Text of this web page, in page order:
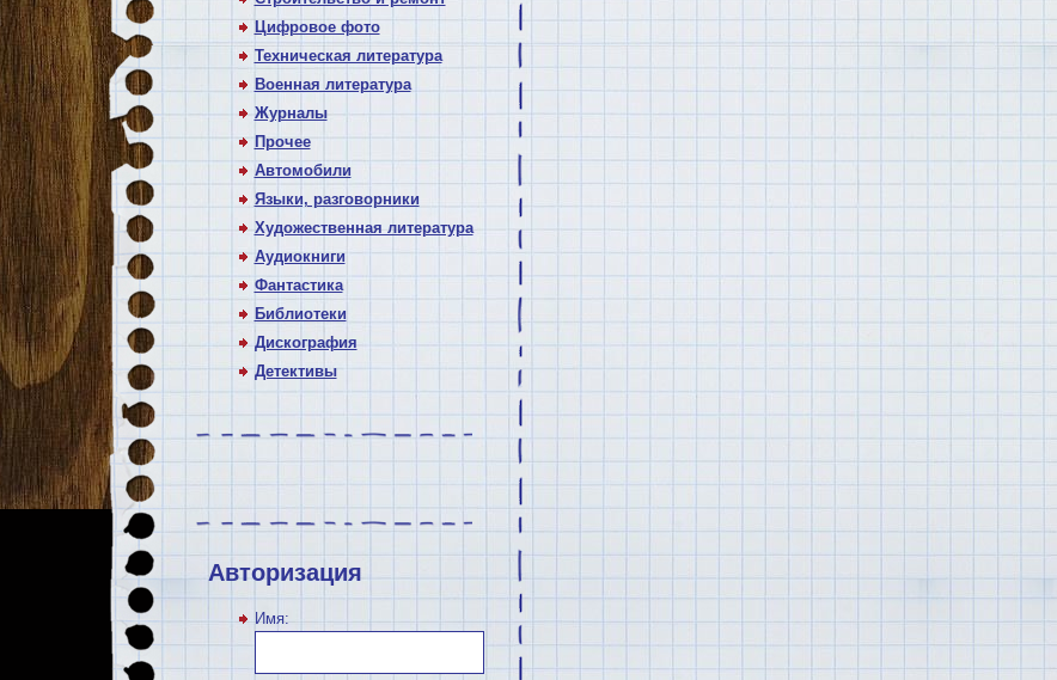
Цифровое фото
Техническая литература
Военная литература
Журналы
Прочее
Автомобили
Языки, разговорники
Художественная литература
Аудиокниги
Фантастика
Библиотеки
Дискография
Детективы
Авторизация
Имя: